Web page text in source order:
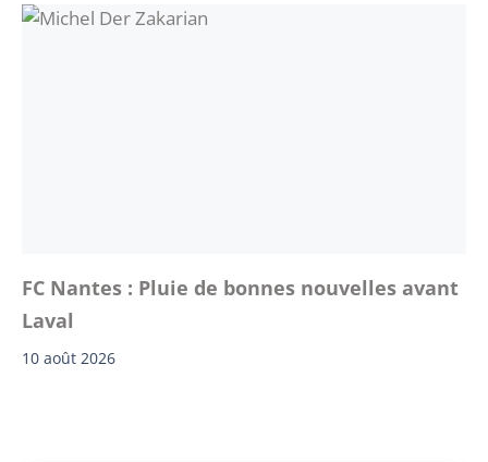
FC Nantes : Pluie de bonnes nouvelles avant
Laval
10 août 2026